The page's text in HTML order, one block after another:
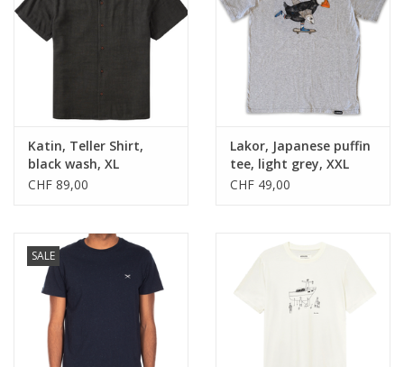
Katin, Teller Shirt,
black wash, XL
CHF 89,00
Lakor, Japanese puffin
tee, light grey, XXL
CHF 49,00
SALE